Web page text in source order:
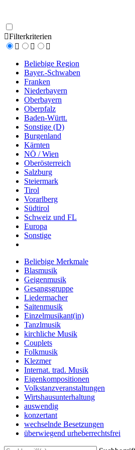
Filterkriterien
Beliebige Region
Bayer.-Schwaben
Franken
Niederbayern
Oberbayern
Oberpfalz
Baden-Württ.
Sonstige (D)
Burgenland
Kärnten
NÖ / Wien
Oberösterreich
Salzburg
Steiermark
Tirol
Vorarlberg
Südtirol
Schweiz und FL
Europa
Sonstige
Beliebige Merkmale
Blasmusik
Geigenmusik
Gesangsgruppe
Liedermacher
Saitenmusik
Einzelmusikant(in)
Tanzlmusik
kirchliche Musik
Couplets
Folkmusik
Klezmer
Internat. trad. Musik
Eigenkompositionen
Volkstanzveranstaltungen
Wirtshausunterhaltung
auswendig
konzertant
wechselnde Besetzungen
überwiegend urheberrechtsfrei